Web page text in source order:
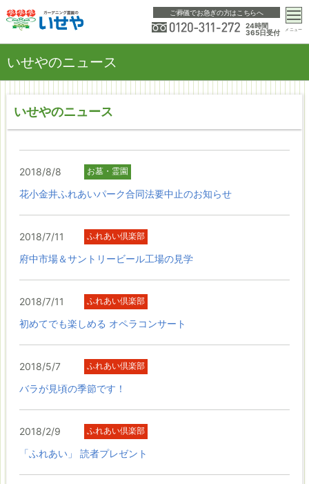
ご葬儀でお急ぎの方はこちらへ
24時間
365日受付
メニュー
いせやのニュース
いせやのニュース
2018/8/8 お墓・霊園
花小金井ふれあいパーク合同法要中止のお知らせ
2018/7/11 ふれあい倶楽部
府中市場＆サントリービール工場の見学
2018/7/11 ふれあい倶楽部
初めてでも楽しめる オペラコンサート
2018/5/7 ふれあい倶楽部
バラが見頃の季節です！
2018/2/9 ふれあい倶楽部
「ふれあい」 読者プレゼント